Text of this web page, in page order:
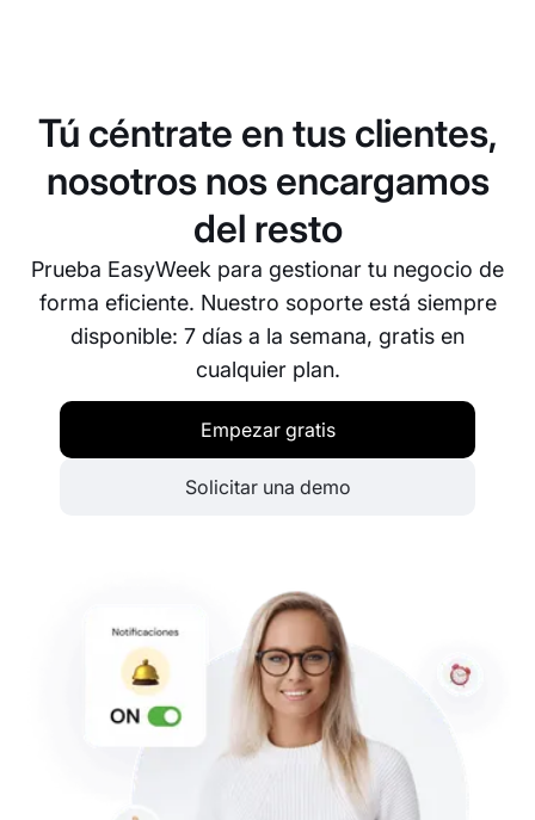
automáticas sobre nuevas reservas, cancelaciones
o cambios.
Tú céntrate en tus clientes,
nosotros nos encargamos
del resto
Prueba EasyWeek para gestionar tu negocio de
forma eficiente. Nuestro soporte está siempre
disponible: 7 días a la semana, gratis en
cualquier plan.
Empezar gratis
Solicitar una demo